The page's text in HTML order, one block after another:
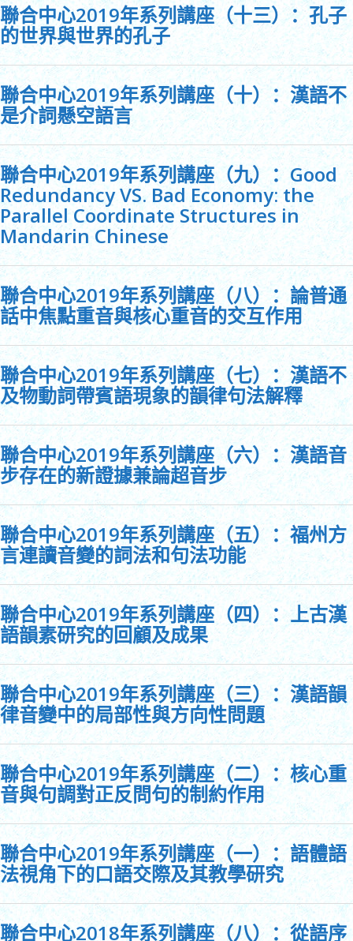
聯合中心2019年系列講座（十三）：孔子
的世界與世界的孔子
聯合中心2019年系列講座（十）：漢語不
是介詞懸空語言
聯合中心2019年系列講座（九）：Good
Redundancy VS. Bad Economy: the
Parallel Coordinate Structures in
Mandarin Chinese
聯合中心2019年系列講座（八）：論普通
話中焦點重音與核心重音的交互作用
聯合中心2019年系列講座（七）：漢語不
及物動詞帶賓語現象的韻律句法解釋
聯合中心2019年系列講座（六）：漢語音
步存在的新證據兼論超音步
聯合中心2019年系列講座（五）：福州方
言連讀音變的詞法和句法功能
聯合中心2019年系列講座（四）：上古漢
語韻素研究的回顧及成果
聯合中心2019年系列講座（三）：漢語韻
律音變中的局部性與方向性問題
聯合中心2019年系列講座（二）：核心重
音與句調對正反問句的制約作用
聯合中心2019年系列講座（一）：語體語
法視角下的口語交際及其教學研究
聯合中心2018年系列講座（八）：從語序